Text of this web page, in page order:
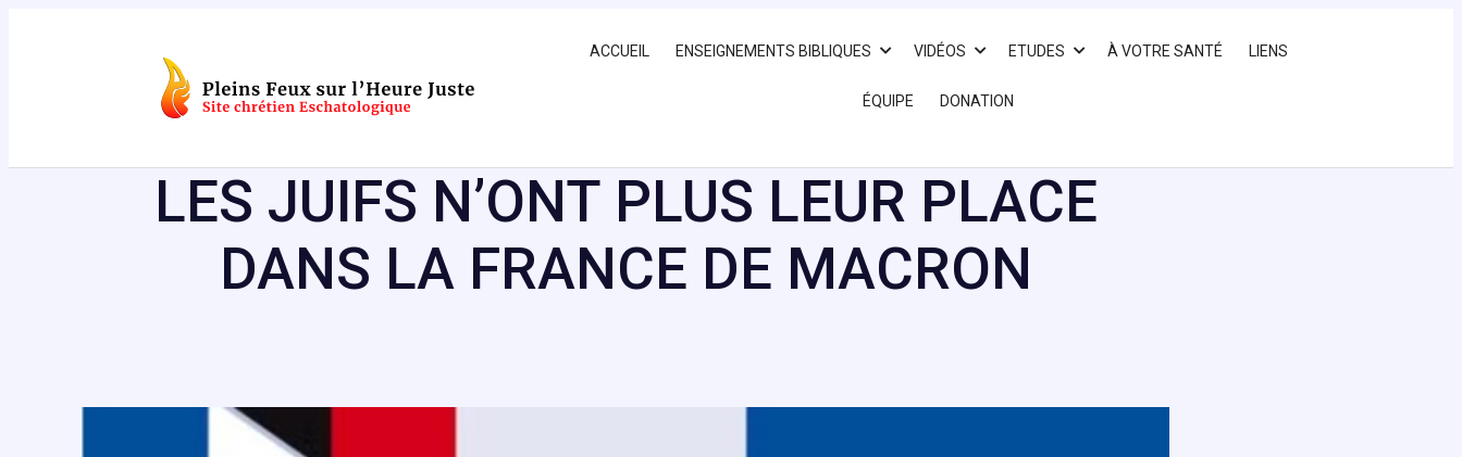
ACCUEIL ENSEIGNEMENTS BIBLIQUES VIDÉOS ETUDES À VOTRE SANTÉ LIENS
ÉQUIPE DONATION
LES JUIFS N’ONT PLUS LEUR PLACE
DANS LA FRANCE DE MACRON